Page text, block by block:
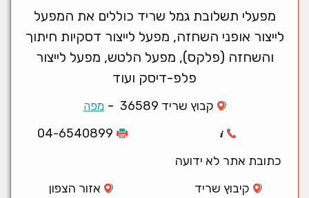
מפעלי תשלובת גמל שריד כוללים את המפעל
לייצור אופני השחזה, מפעל לייצור דסקיות חיתוך
והשחזה (פלקס), מפעל הלטש, מפעל לייצור
פלפ-דיסק ועוד
קבוץ שריד 36589 -מפה
04-6540899
כתובת אתר לא ידועה
קיבוץ שריד
אזור הצפון